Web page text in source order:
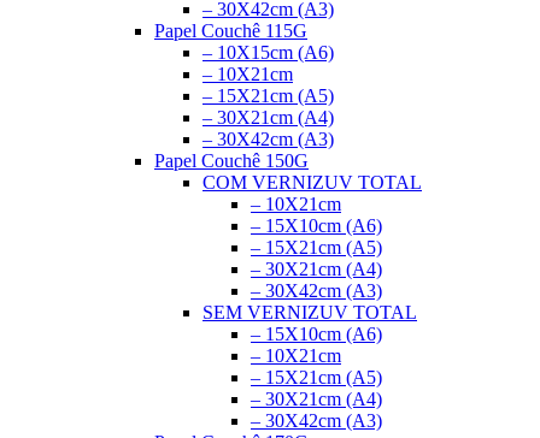
– 30X42cm (A3)
Papel Couchê 115G
– 10X15cm (A6)
– 10X21cm
– 15X21cm (A5)
– 30X21cm (A4)
– 30X42cm (A3)
Papel Couchê 150G
COM VERNIZUV TOTAL
– 10X21cm
– 15X10cm (A6)
– 15X21cm (A5)
– 30X21cm (A4)
– 30X42cm (A3)
SEM VERNIZUV TOTAL
– 15X10cm (A6)
– 10X21cm
– 15X21cm (A5)
– 30X21cm (A4)
– 30X42cm (A3)